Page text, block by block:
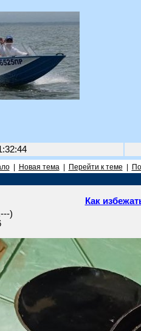
| Новая тема| Перейти к теме
Как
)